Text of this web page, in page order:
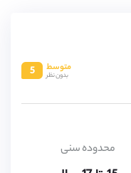
متوسط
بدون نظر 5
محدوده سنی
15,